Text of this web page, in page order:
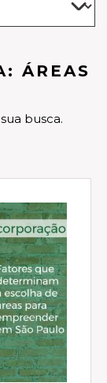
ÁREAS
busca.